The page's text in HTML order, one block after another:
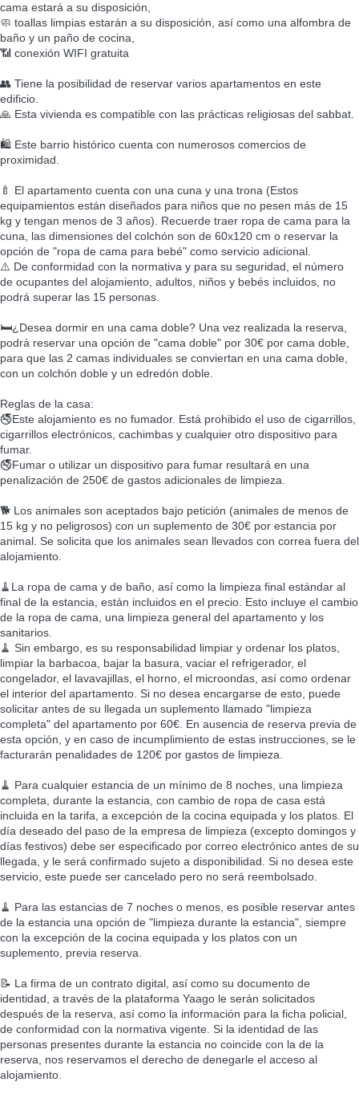
cama estará a su disposición,
🧼 toallas limpias estarán a su disposición, así como una alfombra de
baño y un paño de cocina,
📶 conexión WIFI gratuita
👥 Tiene la posibilidad de reservar varios apartamentos en este
edificio.
🙏 Esta vivienda es compatible con las prácticas religiosas del sabbat.
🛍️ Este barrio histórico cuenta con numerosos comercios de
proximidad.
🍼 El apartamento cuenta con una cuna y una trona (Estos
equipamientos están diseñados para niños que no pesen más de 15
kg y tengan menos de 3 años). Recuerde traer ropa de cama para la
cuna, las dimensiones del colchón son de 60x120 cm o reservar la
opción de "ropa de cama para bebé" como servicio adicional.
⚠️ De conformidad con la normativa y para su seguridad, el número
de ocupantes del alojamiento, adultos, niños y bebés incluidos, no
podrá superar las 15 personas.
🛏️¿Desea dormir en una cama doble? Una vez realizada la reserva,
podrá reservar una opción de "cama doble" por 30€ por cama doble,
para que las 2 camas individuales se conviertan en una cama doble,
con un colchón doble y un edredón doble.
Reglas de la casa:
🚭Este alojamiento es no fumador. Está prohibido el uso de cigarrillos,
cigarrillos electrónicos, cachimbas y cualquier otro dispositivo para
fumar.
🚭Fumar o utilizar un dispositivo para fumar resultará en una
penalización de 250€ de gastos adicionales de limpieza.
🐕 Los animales son aceptados bajo petición (animales de menos de
15 kg y no peligrosos) con un suplemento de 30€ por estancia por
animal. Se solicita que los animales sean llevados con correa fuera del
alojamiento.
🧹La ropa de cama y de baño, así como la limpieza final estándar al
final de la estancia, están incluidos en el precio. Esto incluye el cambio
de la ropa de cama, una limpieza general del apartamento y los
sanitarios.
🧹 Sin embargo, es su responsabilidad limpiar y ordenar los platos,
limpiar la barbacoa, bajar la basura, vaciar el refrigerador, el
congelador, el lavavajillas, el horno, el microondas, así como ordenar
el interior del apartamento. Si no desea encargarse de esto, puede
solicitar antes de su llegada un suplemento llamado "limpieza
completa" del apartamento por 60€. En ausencia de reserva previa de
esta opción, y en caso de incumplimiento de estas instrucciones, se le
facturarán penalidades de 120€ por gastos de limpieza.
🧹 Para cualquier estancia de un mínimo de 8 noches, una limpieza
completa, durante la estancia, con cambio de ropa de casa está
incluida en la tarifa, a excepción de la cocina equipada y los platos. El
día deseado del paso de la empresa de limpieza (excepto domingos y
días festivos) debe ser especificado por correo electrónico antes de su
llegada, y le será confirmado sujeto a disponibilidad. Si no desea este
servicio, este puede ser cancelado pero no será reembolsado.
🧹 Para las estancias de 7 noches o menos, es posible reservar antes
de la estancia una opción de "limpieza durante la estancia", siempre
con la excepción de la cocina equipada y los platos con un
suplemento, previa reserva.
📝 La firma de un contrato digital, así como su documento de
identidad, a través de la plataforma Yaago le serán solicitados
después de la reserva, así como la información para la ficha policial,
de conformidad con la normativa vigente. Si la identidad de las
personas presentes durante la estancia no coincide con la de la
reserva, nos reservamos el derecho de denegarle el acceso al
alojamiento.